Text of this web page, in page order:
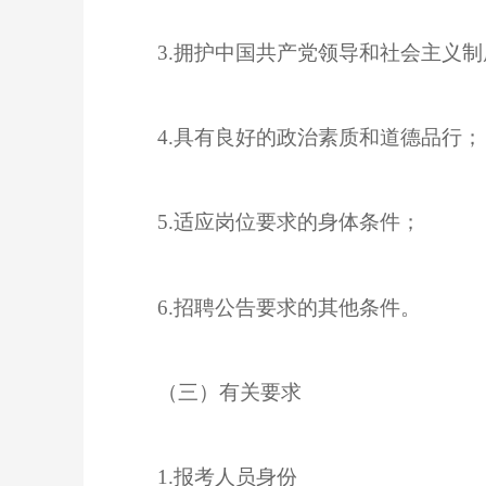
3.拥护中国共产党领导和社会主义制
4.具有良好的政治素质和道德品行；
5.适应岗位要求的身体条件；
6.招聘公告要求的其他条件。
（三）有关要求
1.报考人员身份